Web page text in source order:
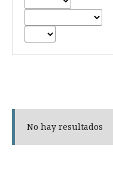
No hay resultados